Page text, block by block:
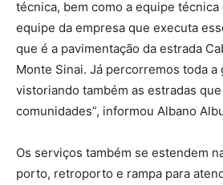
técnica, bem como a equipe técnica
equipe da empresa que executa
que é a pavimentação da estrada
Monte Sinai. Já percorremos toda a
vistoriando também as estradas
comunidades”, informou Albano
Os serviços também se estendem
porto, retroporto e rampa para